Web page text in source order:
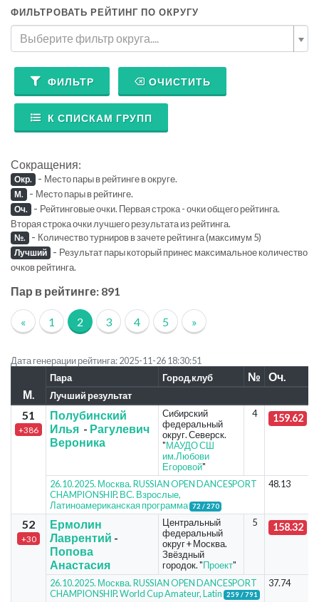
ФИЛЬТРОВАТЬ РЕЙТИНГ ПО ОКРУГУ
Выберите фильтр округа....
ФИЛЬТР ОЧИСТИТЬ
К СПИСКАМ ГРУПП
Сокращения:
Окр. - Место пары в рейтинге в округе.
М. - Место пары в рейтинге.
Оч. - Рейтинговые очки. Первая строка - очки общего рейтинга.
Вторая строка очки лучшего результата из рейтинга.
№. - Количество турниров в зачете рейтинга (максимум 5)
Лучший - Результат пары который принес максимальное количество
очков рейтинга.
Пар в рейтинге: 891
« 1 2 3 4 5 »
Дата генерации рейтинга: 2025-11-26 18:30:51
М.
Пара Город,клуб № Оч.
Лучший результат
51
+386
Полубинский
Илья - Рагулевич
Вероника
Сибирский
федеральный
округ. Северск.
"МАУДО СШ
им.Любови
Егоровой"
4 159.62
26.10.2025. Москва. RUSSIAN OPEN DANCESPORT
CHAMPIONSHIP. ВС. Взрослые,
Латиноамериканская программа 72 / 270
48.13
52
+30
Ермолин
Лаврентий -
Попова
Анастасия
Центральный
федеральный
округ + Москва.
Звёздный
городок. "Проект"
5 158.32
26.10.2025. Москва. RUSSIAN OPEN DANCESPORT
CHAMPIONSHIP.World Cup Amateur, Latin 259 / 791
37.74